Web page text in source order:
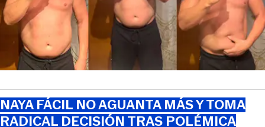
NAYA FÁCIL NO AGUANTA MÁS Y TOMA
RADICAL DECISIÓN TRAS POLÉMICA